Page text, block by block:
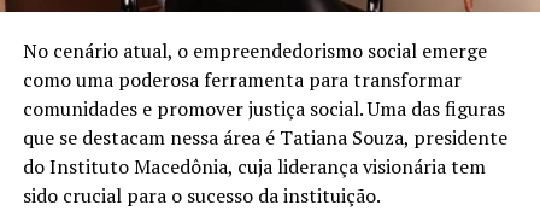
redução de 16% na captação de água de poço na loja de
São José dos Pinhais (PR) após a implantação de um
sistema de reuso na oficina. A iniciativa utiliza uma
estação própria de tratamento de efluentes para tratar
a água utilizada nos processos operacionais e reutilizá-la
na lavagem de veículos, reduzindo o consumo de
recursos naturais.
No cenário atual, o empreendedorismo social emerge
como uma poderosa ferramenta para transformar
comunidades e promover justiça social. Uma das figuras
que se destacam nessa área é Tatiana Souza, presidente
do Instituto Macedônia, cuja liderança visionária tem
sido crucial para o sucesso da instituição.